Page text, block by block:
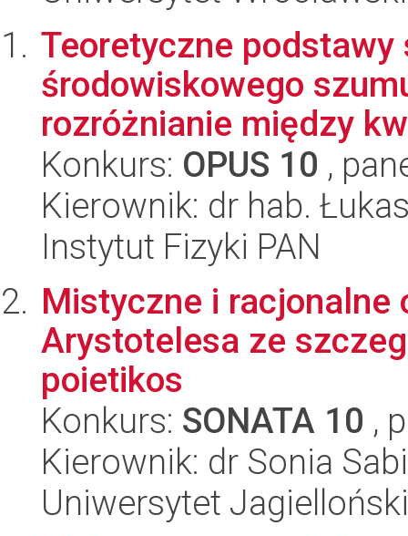
Teoretyczne
środowiskowego
rozróżnianie między
Konkurs: OPUS 10 ,
Kierownik: dr hab.
Instytut Fizyki PAN
Mistyczne i racjonalne
Arystotelesa ze
poietikos
Konkurs: SONATA 10 ,
Kierownik: dr Sonia
Uniwersytet